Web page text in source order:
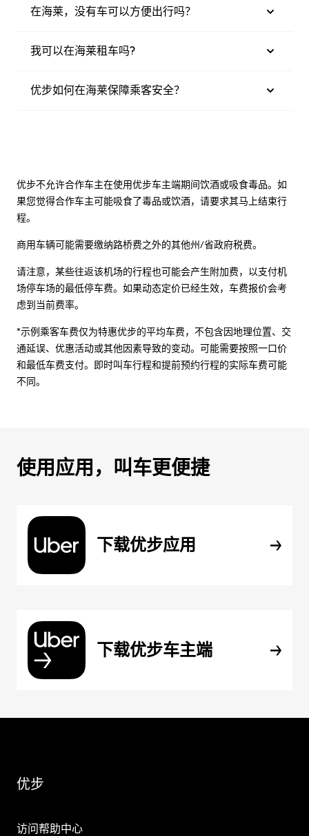
在海莱，没有车可以方便出行吗？
我可以在海莱租车吗?
优步如何在海莱保障乘客安全？
优步不允许合作车主在使用优步车主端期间饮酒或吸食毒品。如
果您觉得合作车主可能吸食了毒品或饮酒，请要求其马上结束行
程。
商用车辆可能需要缴纳路桥费之外的其他州/省政府税费。
请注意，某些往返该机场的行程也可能会产生附加费，以支付机
场停车场的最低停车费。如果动态定价已经生效，车费报价会考
虑到当前费率。
*示例乘客车费仅为特惠优步的平均车费，不包含因地理位置、交
通延误、优惠活动或其他因素导致的变动。可能需要按照一口价
和最低车费支付。即时叫车行程和提前预约行程的实际车费可能
不同。
使用应用，叫车更便捷
下载优步应用
下载优步车主端
优步
访问帮助中心